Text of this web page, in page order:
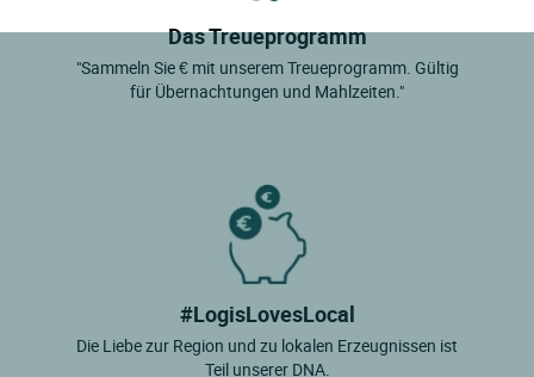
Das Treueprogramm
"Sammeln Sie € mit unserem Treueprogramm. Gültig
für Übernachtungen und Mahlzeiten."
#LogisLovesLocal
Die Liebe zur Region und zu lokalen Erzeugnissen ist
Teil unserer DNA.